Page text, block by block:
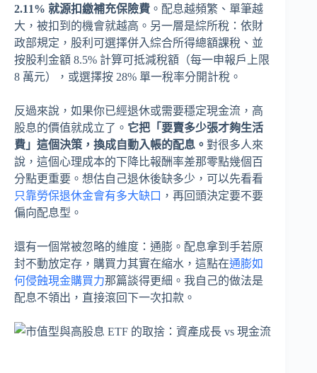
2.11% 就源扣繳補充保險費 。配息越頻繁、單筆越
大，被扣到的機會就越高。另一層是綜所稅：依財
政部規定，股利可選擇併入綜合所得總額課稅、並
按股利金額 8.5% 計算可抵減稅額（每一申報戶上限
8 萬元），或選擇按 28% 單一稅率分開計稅。
反過來說，如果你已經退休或需要穩定現金流，高
股息的價值就成立了。 它把「要賣多少張才夠生活
費」這個決策，換成自動入帳的配息。 對很多人來
說，這個心理成本的下降比報酬率差那零點幾個百
分點更重要。想估自己退休後缺多少，可以先看看
只靠勞保退休金會有多大缺口 ，再回頭決定要不要
偏向配息型。
還有一個常被忽略的維度：通膨。配息拿到手若原
封不動放定存，購買力其實在縮水，這點在通膨如
何侵蝕現金購買力那篇談得更細。我自己的做法是
配息不領出，直接滾回下一次扣款。